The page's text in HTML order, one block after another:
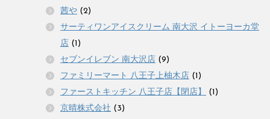
茜や (2)
サーティワンアイスクリーム 南大沢 イトーヨーカ堂
店 (1)
セブンイレブン 南大沢店 (9)
ファミリーマート 八王子上柚木店 (1)
ファーストキッチン 八王子店【閉店】
(1)
京晴株式会社 (3)